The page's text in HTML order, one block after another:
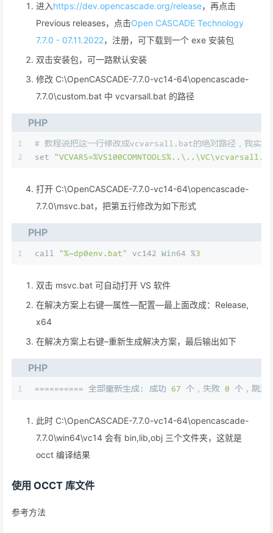
进入https://dev.opencascade.org/release，再点击
Previous releases，点击Open CASCADE Technology
7.7.0 - 07.11.2022，注册，可下载到一个 exe 安装包
双击安装包，可一路默认安装
修改 C:\OpenCASCADE-7.7.0-vc14-64\opencascade-
7.7.0\custom.bat 中 vcvarsall.bat 的路径
PHP
1
2
# 教程说把这一行修改成vcvarsall.bat的绝对路径，我实测
set
打开 C:\OpenCASCADE-7.7.0-vc14-64\opencascade-
7.7.0\msvc.bat，把第五行修改为如下形式
PHP
1 call "%~dp0env.bat" vc142 Win64 %3
双击 msvc.bat 可自动打开 VS 软件
在解决方案上右键—属性—配置—最上面改成：Release,
x64
在解决方案上右键–重新生成解决方案，最后输出如下
PHP
1 ========== 全部重新生成: 成功 67 个，失败 0 个，跳过
此时 C:\OpenCASCADE-7.7.0-vc14-64\opencascade-
7.7.0\win64\vc14 会有 bin,lib,obj 三个文件夹，这就是
occt 编译结果
使用 OCCT 库文件
参考方法